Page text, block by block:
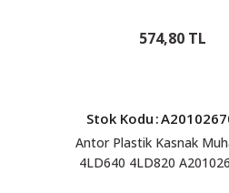
574,80 TL
Stok Kodu :
Antor Plastik Kasnak
4LD640 4LD820